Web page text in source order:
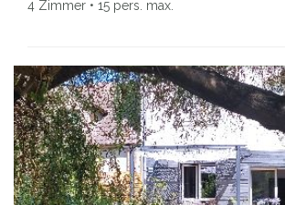
4 Zimmer • 15 pers. max.